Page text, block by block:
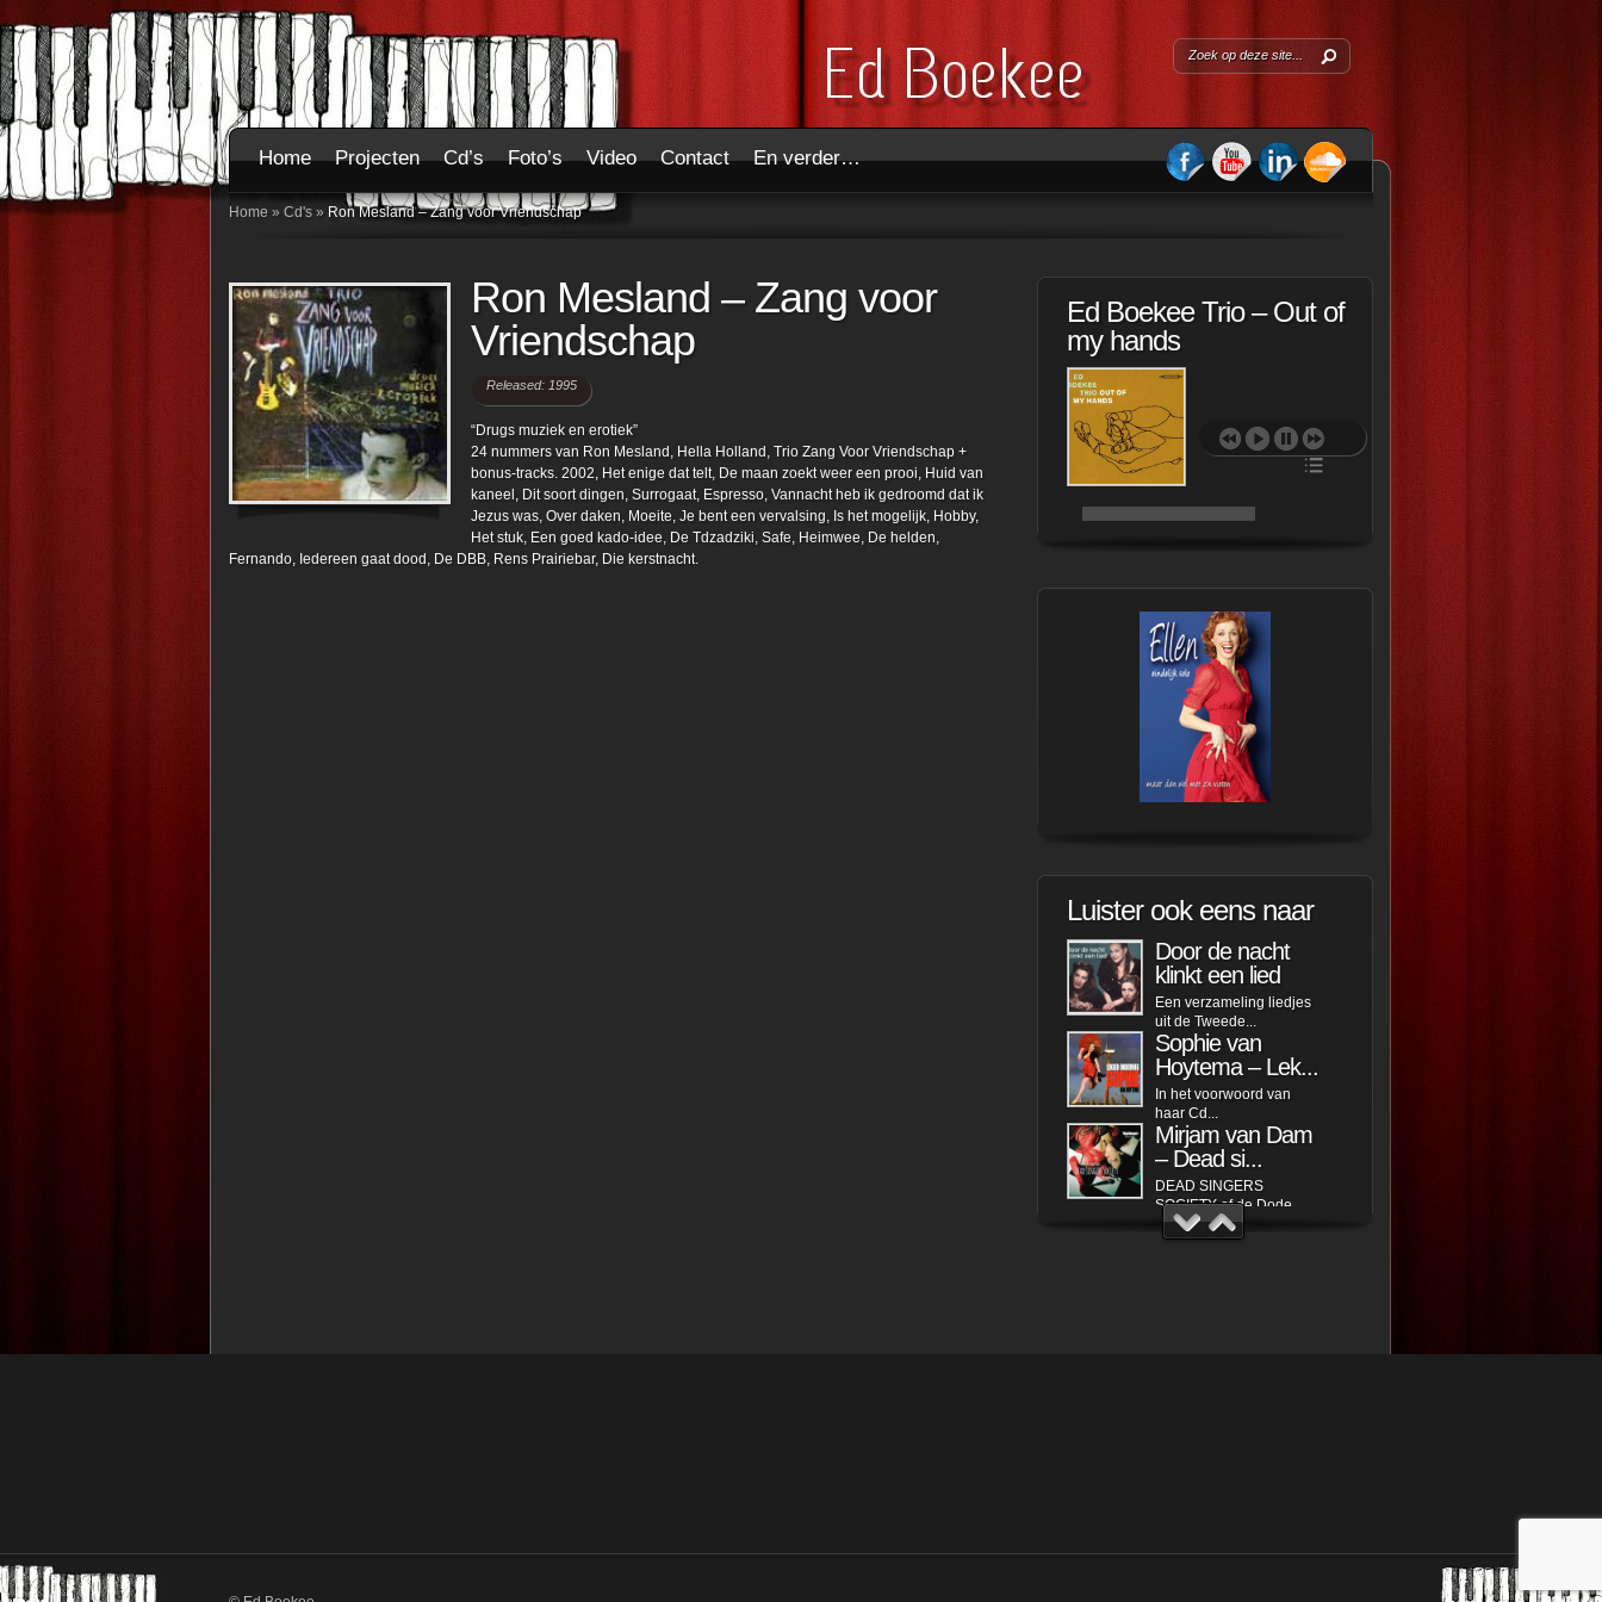
Home Projecten Cd’s Foto’s Video Contact En verder…
Home » Cd's » Ron Mesland – Zang voor Vriendschap
Ron Mesland – Zang voor
Vriendschap
Released: 1995
“Drugs muziek en erotiek”
24 nummers van Ron Mesland, Hella Holland, Trio Zang Voor Vriendschap +
bonus-tracks. 2002, Het enige dat telt, De maan zoekt weer een prooi, Huid van
kaneel, Dit soort dingen, Surrogaat, Espresso, Vannacht heb ik gedroomd dat ik
Jezus was, Over daken, Moeite, Je bent een vervalsing, Is het mogelijk, Hobby,
Het stuk, Een goed kado-idee, De Tdzadziki, Safe, Heimwee, De helden,
Fernando, Iedereen gaat dood, De DBB, Rens Prairiebar, Die kerstnacht.
Ed Boekee Trio – Out of
my hands
Luister ook eens naar
Door de nacht
klinkt een lied
Een verzameling liedjes
uit de Tweede...
Sophie van
Hoytema – Lek...
In het voorwoord van
haar Cd...
Mirjam van Dam
– Dead si...
DEAD SINGERS
SOCIETY of de Dode...
Ed Boekee Trio –
Laten we ons even